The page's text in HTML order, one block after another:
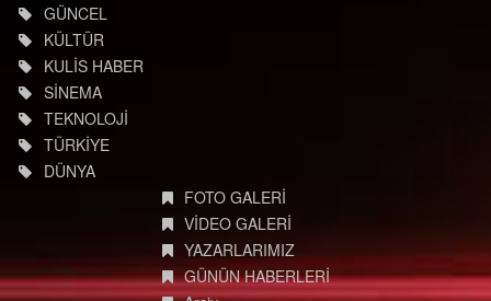
GÜNCEL
KÜLTÜR
KULİS HABER
SİNEMA
TEKNOLOJİ
TÜRKİYE
DÜNYA
FOTO GALERİ
VİDEO GALERİ
YAZARLARIMIZ
GÜNÜN HABERLERİ